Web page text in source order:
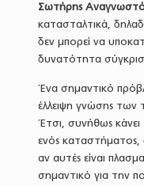
Σωτήρης
κατασταλτικά,
δεν μπορεί να
δυνατότητα
Ένα σημαντικό
έλλειψη γνώσης των
Έτσι, συνήθως κάνει
ενός καταστήματος,
αν αυτές είναι
σημαντικό για την